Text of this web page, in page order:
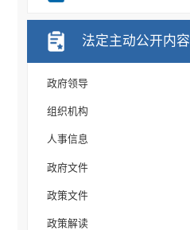
法定主动公开内容
政府领导
组织机构
人事信息
政府文件
政策文件
政策解读